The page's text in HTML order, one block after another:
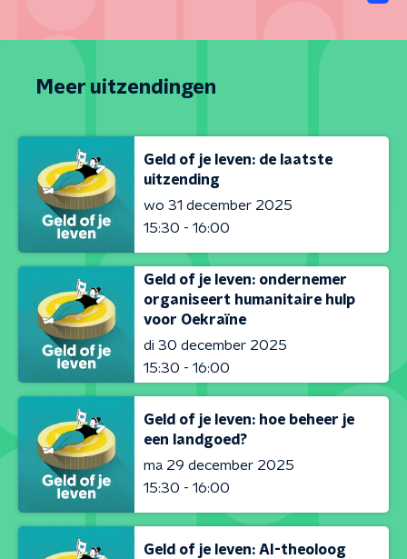
Meer uitzendingen
Geld of je leven: de laatste
uitzending
wo 31 december 2025
15:30 - 16:00
Geld of je leven: ondernemer
organiseert humanitaire hulp
voor Oekraïne
di 30 december 2025
15:30 - 16:00
Geld of je leven: hoe beheer je
een landgoed?
ma 29 december 2025
15:30 - 16:00
Geld of je leven: AI-theoloog